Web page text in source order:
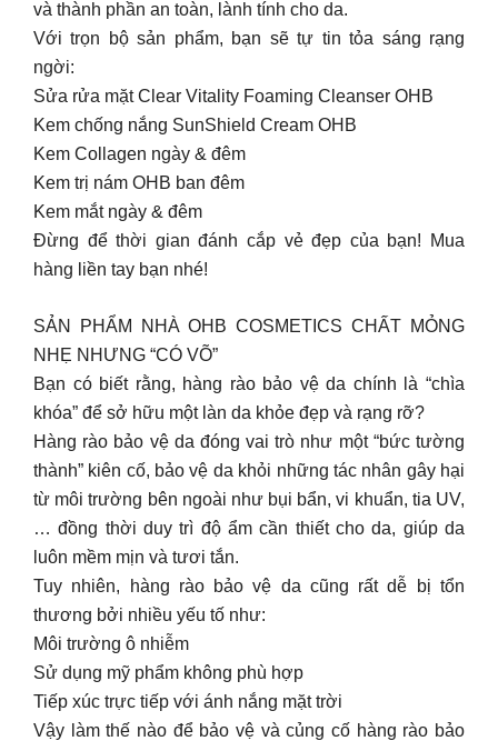
và thành phần an toàn, lành tính cho da.
Với trọn bộ sản phẩm, bạn sẽ tự tin tỏa sáng rạng
ngời:
Sửa rửa mặt Clear Vitality Foaming Cleanser OHB
Kem chống nắng SunShield Cream OHB
Kem Collagen ngày & đêm
Kem trị nám OHB ban đêm
Kem mắt ngày & đêm
Đừng để thời gian đánh cắp vẻ đẹp của bạn! Mua
hàng liền tay bạn nhé!
SẢN PHẨM NHÀ OHB COSMETICS CHẤT MỎNG
NHẸ NHƯNG “CÓ VÕ”
Bạn có biết rằng, hàng rào bảo vệ da chính là “chìa
khóa” để sở hữu một làn da khỏe đẹp và rạng rỡ?
Hàng rào bảo vệ da đóng vai trò như một “bức tường
thành” kiên cố, bảo vệ da khỏi những tác nhân gây hại
từ môi trường bên ngoài như bụi bẩn, vi khuẩn, tia UV,
… đồng thời duy trì độ ẩm cần thiết cho da, giúp da
luôn mềm mịn và tươi tắn.
Tuy nhiên, hàng rào bảo vệ da cũng rất dễ bị tổn
thương bởi nhiều yếu tố như:
Môi trường ô nhiễm
Sử dụng mỹ phẩm không phù hợp
Tiếp xúc trực tiếp với ánh nắng mặt trời
Vậy làm thế nào để bảo vệ và củng cố hàng rào bảo